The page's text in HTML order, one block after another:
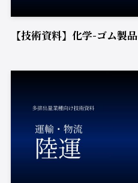
【技術資料】化学-ゴム製品